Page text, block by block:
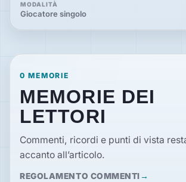
MODALITÀ
Giocatore singolo
0 MEMORIE
MEMORIE DEI
LETTORI
Commenti, ricordi e punti di vista
accanto all’articolo.
REGOLAMENTO COMMENTI